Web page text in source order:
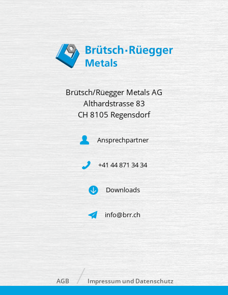
Brütsch/Rüegger Metals AG
Althardstrasse 83
CH 8105 Regensdorf
Ansprechpartner
+41 44 871 34 34
Downloads
info@brr.ch
AGB Impressum und Datenschutz